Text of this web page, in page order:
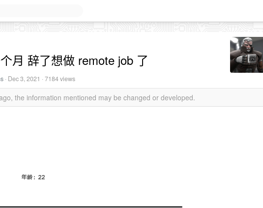
月 辞了想做 remote job 了
· Dec 3, 2021 · 7184 views
the information mentioned may be changed or developed.